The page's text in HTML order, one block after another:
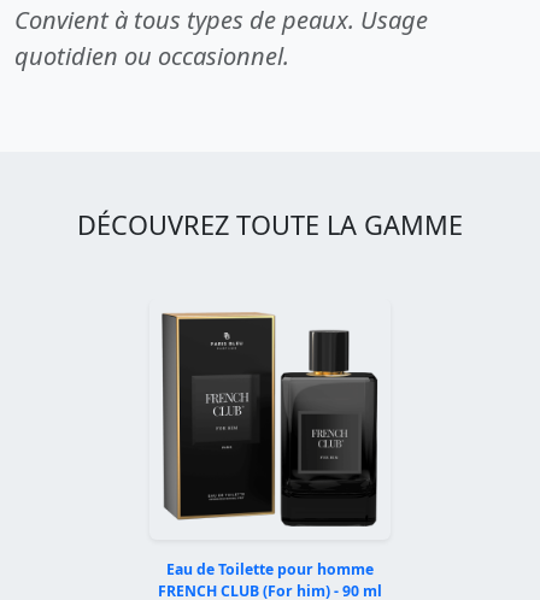
Convient à tous types de peaux. Usage
quotidien ou occasionnel.
DÉCOUVREZ TOUTE LA GAMME
Eau de Toilette pour homme
FRENCH CLUB (For him) - 90 ml